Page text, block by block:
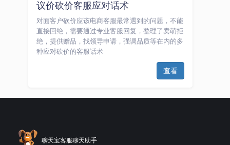
议价砍价客服应对话术
对面客户砍价应该电商客服最常遇到的问题，不能
直接回绝，需要通过专业客服回复，整理了卖萌拒
绝，提供赠品，找领导申请，强调品质等在内的多
种应对砍价的客服话术
查看
聊天宝客服聊天助手